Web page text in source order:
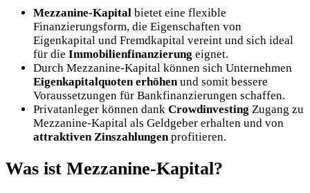
Mezzanine-Kapital bietet eine flexible
Finanzierungsform, die Eigenschaften von
Eigenkapital und Fremdkapital vereint und sich ideal
für die Immobilienfinanzierung eignet.
Durch Mezzanine-Kapital können sich Unternehmen
Eigenkapitalquoten erhöhen und somit bessere
Voraussetzungen für Bankfinanzierungen schaffen.
Privatanleger können dank Crowdinvesting Zugang zu
Mezzanine-Kapital als Geldgeber erhalten und von
attraktiven Zinszahlungen profitieren.
Was ist Mezzanine-Kapital?